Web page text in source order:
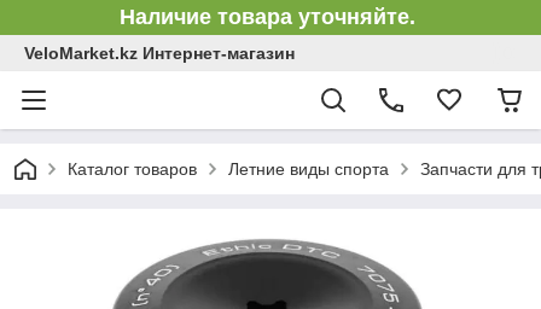
Наличие товара уточняйте.
VeloMarket.kz Интернет-магазин
Каталог товаров Летние виды спорта Запчасти для